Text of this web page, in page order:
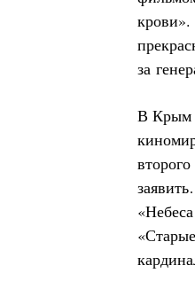
за
В Крым